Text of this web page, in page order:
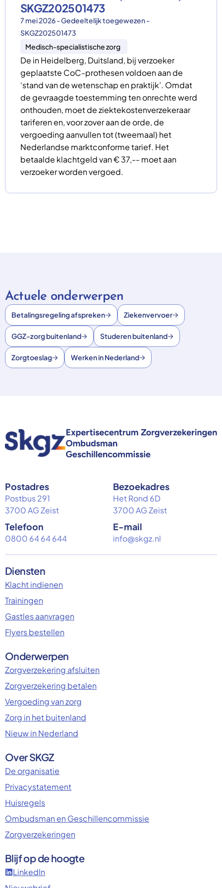
SKGZ202501473
7 mei 2026 - Gedeeltelijk toegewezen -
SKGZ202501473
Medisch-specialistische zorg
De in Heidelberg, Duitsland, bij verzoeker
geplaatste CoC-prothesen voldoen aan de
‘stand van de wetenschap en praktijk’. Omdat
de gevraagde toestemming ten onrechte werd
onthouden, moet de ziektekostenverzekeraar
tariferen en, voor zover aan de orde, de
vergoeding aanvullen tot (tweemaal) het
Nederlandse marktconforme tarief. Het
betaalde klachtgeld van € 37,-- moet aan
verzoeker worden vergoed.
Actuele onderwerpen
Betalingsregeling afspreken Ziekenvervoer
GGZ-zorg buitenland Studeren buitenland
Zorgtoeslag Werken in Nederland
Postadres
Postbus 291
3700 AG Zeist
Bezoekadres
Het Rond 6D
3700 AG Zeist
Telefoon
0800 64 64 644
E-mail
info@skgz.nl
Diensten
Klacht indienen
Trainingen
Gastles aanvragen
Flyers bestellen
Onderwerpen
Zorgverzekering afsluiten
Zorgverzekering betalen
Vergoeding van zorg
Zorg in het buitenland
Nieuw in Nederland
Over SKGZ
De organisatie
Privacystatement
Huisregels
Ombudsman en Geschillencommissie
Zorgverzekeringen
Blijf op de hoogte
LinkedIn